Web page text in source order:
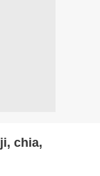
chia,